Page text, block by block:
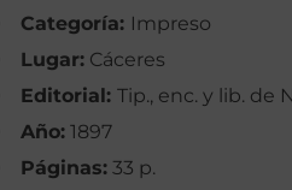
Categoría: Impreso
Lugar: Cáceres
Editorial: Tip., enc. y lib. de
Año: 1897
Páginas: 33 p.